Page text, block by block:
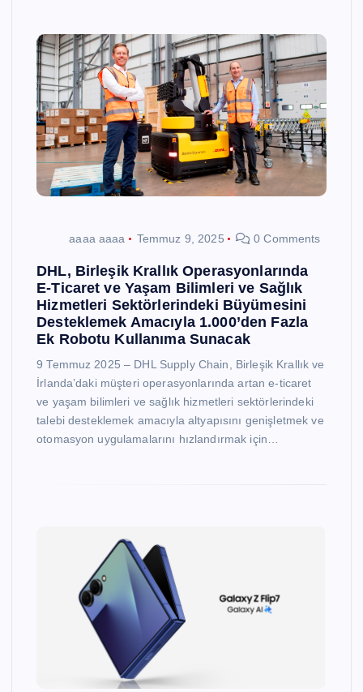
aaaa aaaa Temmuz 9, 2025 0 Comments
DHL, Birleşik Krallık Operasyonlarında
E-Ticaret ve Yaşam Bilimleri ve Sağlık
Hizmetleri Sektörlerindeki Büyümesini
Desteklemek Amacıyla 1.000’den Fazla
Ek Robotu Kullanıma Sunacak
9 Temmuz 2025 – DHL Supply Chain, Birleşik Krallık ve
İrlanda’daki müşteri operasyonlarında artan e-ticaret
ve yaşam bilimleri ve sağlık hizmetleri sektörlerindeki
talebi desteklemek amacıyla altyapısını genişletmek ve
otomasyon uygulamalarını hızlandırmak için…